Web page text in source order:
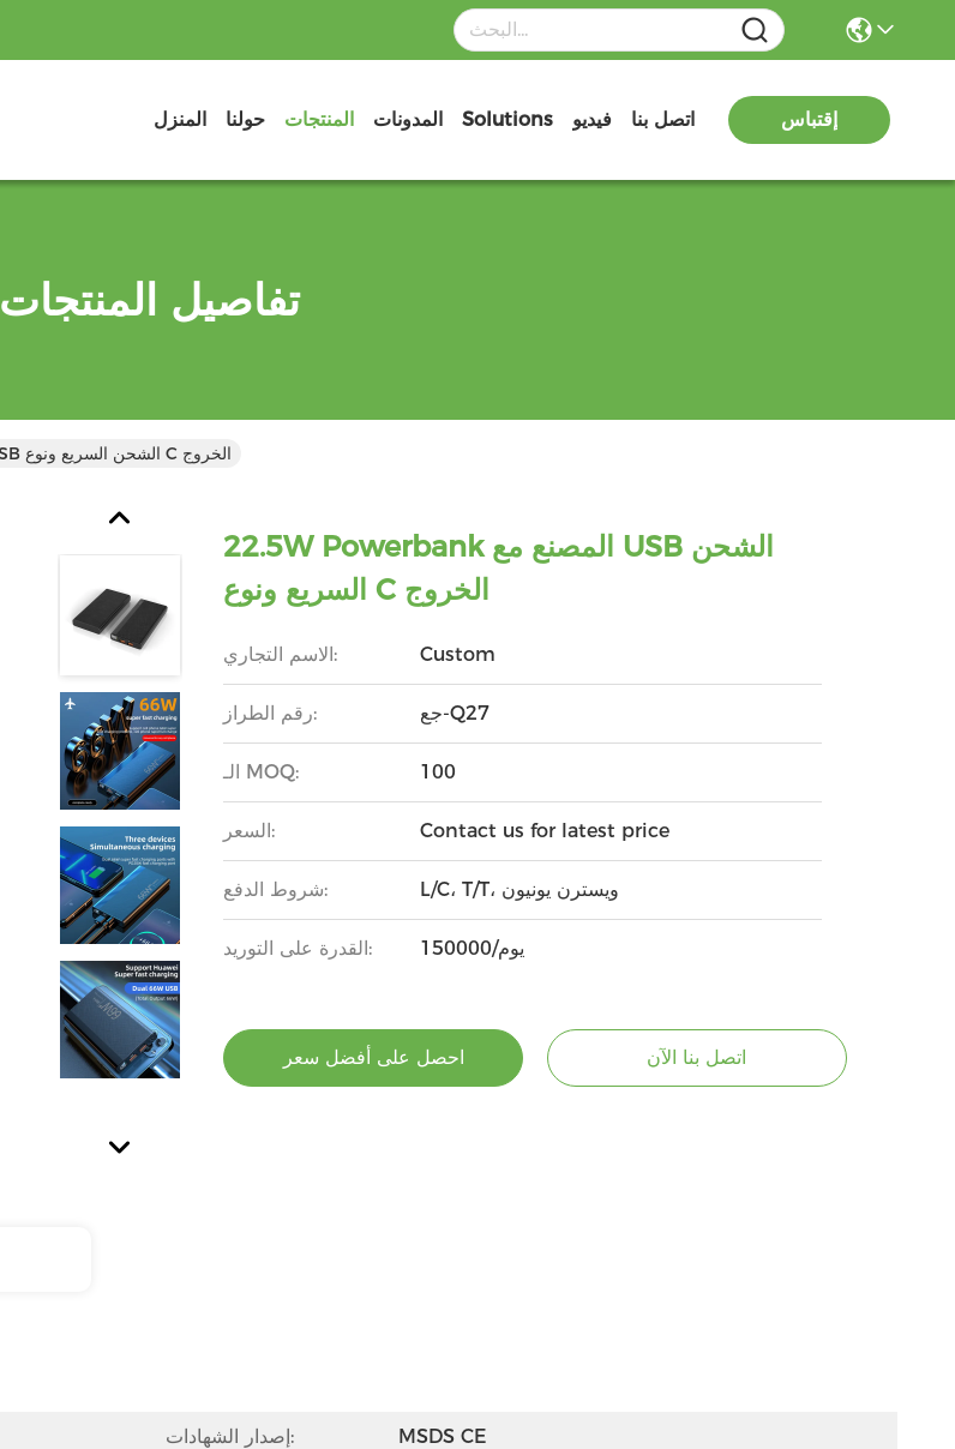
المنزل حولنا المنتجات المدونات Solutions فيديو اتصل بنا إقتباس
تفاصيل المنتجات
22.5W Powerbank المصنع مع USB الشحن السريع ونوع C الخروج
22.5W Powerbank المصنع مع USB الشحن
السريع ونوع C الخروج
الاسم التجاري: Custom
رقم الطراز: جع-Q27
الـ MOQ: 100
السعر: Contact us for latest price
شروط الدفع: L/C، T/T، ويسترن يونيون
القدرة على التوريد: 150000/يوم
احصل على أفضل سعر اتصل بنا الآن
إصدار الشهادات: MSDS CE